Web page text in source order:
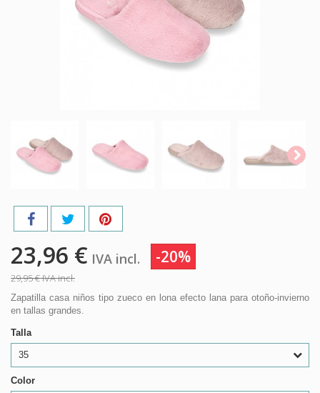
23,96 € IVA incl. -20%
29,95 €IVA incl.
Zapatilla casa niños tipo zueco en lona efecto lana para otoño-invierno
en tallas grandes.
Talla
35
Color